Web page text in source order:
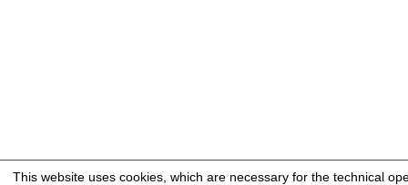
This website uses cookies, which are necessary for the technical